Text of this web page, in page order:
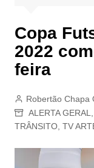
Copa
2022
feira
Robertão Chapa
ALERTA GERAL
TRÂNSITO, TV